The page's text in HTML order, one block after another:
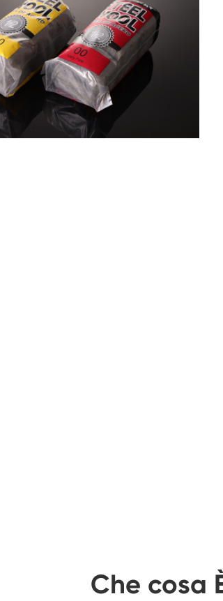
Che cosa